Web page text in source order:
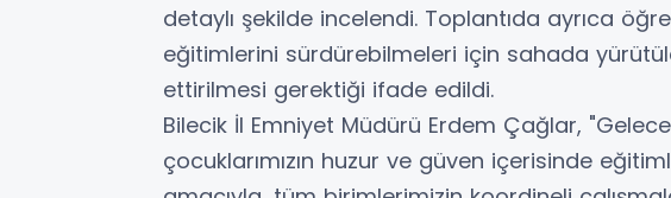
detaylı şekilde incelendi. Toplantıda ayrıca
eğitimlerini sürdürebilmeleri için sahada
ettirilmesi gerektiği ifade edildi.
Bilecik İl Emniyet Müdürü Erdem Çağlar,
çocuklarımızın huzur ve güven içerisinde